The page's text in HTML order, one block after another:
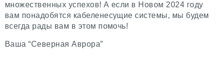
множественных успехов! А если в Новом 2024 году
вам понадобятся кабеленесущие системы, мы будем
всегда рады вам в этом помочь!
Ваша “Северная Аврора”